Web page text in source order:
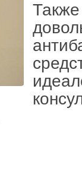
Также